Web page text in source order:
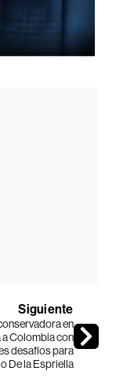
Siguiente
en
a Colombia con
desafíos para
De la Espriella